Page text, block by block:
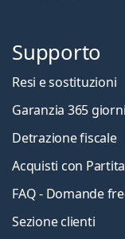
Supporto
Resi e sostituzioni
Garanzia 365 giorni
Detrazione fiscale
Acquisti con
FAQ - Domande
Sezione clienti